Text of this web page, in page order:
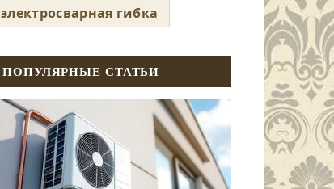
электросварная гибка
ПОПУЛЯРНЫЕ СТАТЬИ